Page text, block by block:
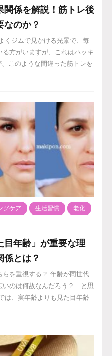
関係を解説！筋トレ後
なのか？
くジムで見かける光景で、毎
方がいますが、これはハッキ
このような間違った筋トレを
グケア 生活習慣 老化
目年齢」が重要な理
係とは？
らを重視する？ 年齢が同世代
いのは何故なんだろう？ と思
は、実年齢よりも見た目年齢